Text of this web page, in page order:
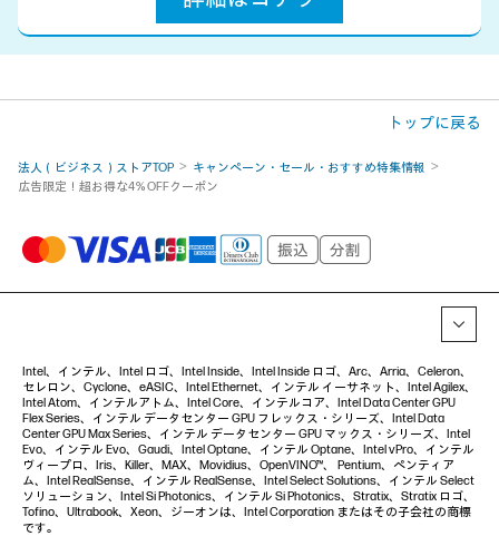
トップに戻る
法人（ビジネス）ストアTOP
キャンペーン・セール・おすすめ特集情報
広告限定！超お得な4％OFFクーポン
Intel、インテル、Intel ロゴ、Intel Inside、Intel Inside ロゴ、Arc、Arria、Celeron、
セレロン、Cyclone、eASIC、Intel Ethernet、インテル イーサネット、Intel Agilex、
Intel Atom、インテルアトム、Intel Core、インテルコア、Intel Data Center GPU
Flex Series、インテル データセンター GPU フレックス・シリーズ、Intel Data
Center GPU Max Series、インテル データセンター GPU マックス・シリーズ、Intel
Evo、インテル Evo、Gaudi、Intel Optane、インテル Optane、Intel vPro、インテル
ヴィープロ、Iris、Killer、MAX、Movidius、OpenVINO™、 Pentium、ペンティア
ム、Intel RealSense、インテル RealSense、Intel Select Solutions、インテル Select
ソリューション、Intel Si Photonics、インテル Si Photonics、Stratix、Stratix ロゴ、
Tofino、Ultrabook、Xeon、ジーオンは、Intel Corporation またはその子会社の商標
です。